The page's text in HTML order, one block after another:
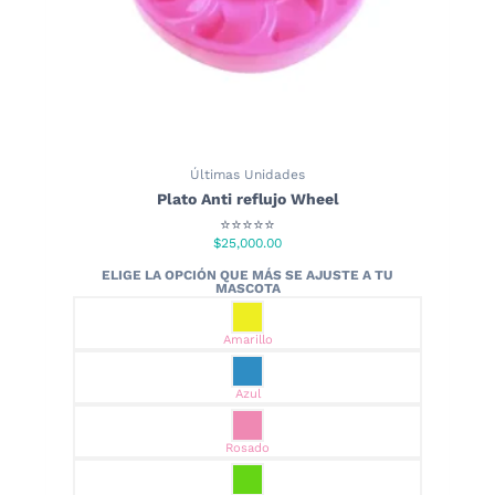
producto
Últimas Unidades
Plato Anti reflujo Wheel
⭐⭐⭐⭐⭐
$25,000.00
Amarillo
Azul
Rosado